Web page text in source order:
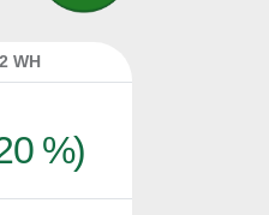
WH
%)